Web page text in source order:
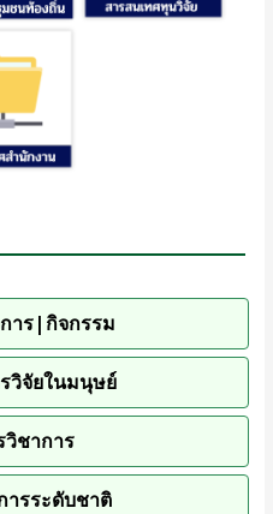
าร|กิจกรรม
วิจัยในมนุษย์
วิชาการ
ารระดับชาติ